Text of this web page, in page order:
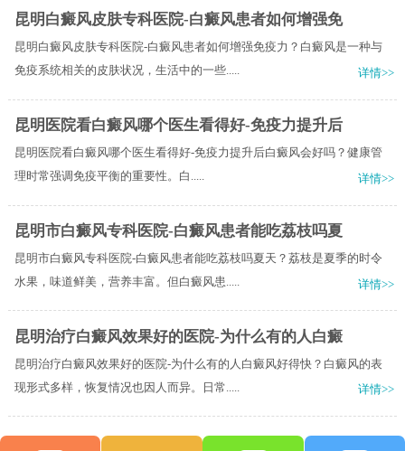
昆明白癜风皮肤专科医院-白癜风患者如何增强免
昆明白癜风皮肤专科医院-白癜风患者如何增强免疫力？白癜风是一种与
免疫系统相关的皮肤状况，生活中的一些.....
详情>>
昆明医院看白癜风哪个医生看得好-免疫力提升后
昆​明医院看白癜风哪个医生看得好-免疫力提升后白癜风会好吗？健康管
理时常强调免疫平衡的重要性。白.....
详情>>
昆明市白癜风专科医院-白癜风患者能吃荔枝吗夏
昆明市白癜风专科医院-白癜风患者能吃荔枝吗夏天？荔枝是夏季的时令
水果，味道鲜美，营养丰富。但白癜风患.....
详情>>
昆明治疗白癜风效果好的医院-为什么有的人白癜
昆明治疗白癜风效果好的医院-为什么有的人白癜风好得快？白癜风的表
现形式多样，恢复情况也因人而异。日常.....
详情>>